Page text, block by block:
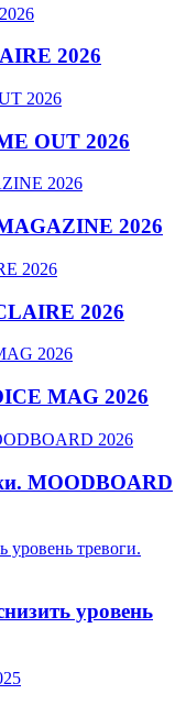
2026
OUT 2026
2026
2026
MAG 2026
MOODBOARD
уровень